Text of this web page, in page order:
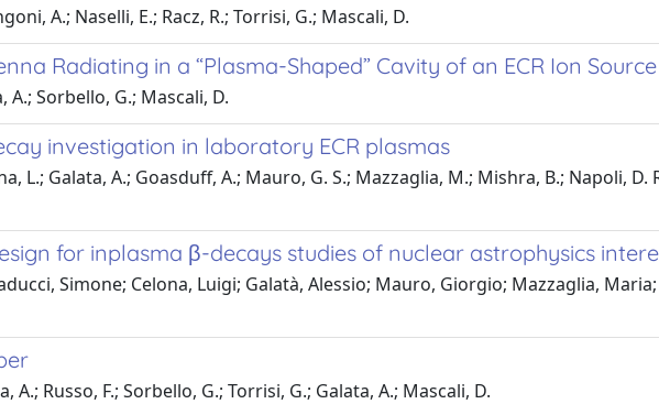
A.; Naselli, E.; Racz, R.; Torrisi, G.; Mascali, D.
Radiating in a “Plasma-Shaped” Cavity of an ECR Ion Source
A.; Sorbello, G.; Mascali, D.
investigation in laboratory ECR plasmas
L.; Galata, A.; Goasduff, A.; Mauro, G. S.; Mazzaglia, M.; Mishra, B.; Napoli, D.
for inplasma β-decays studies of nuclear astrophysics
Simone; Celona, Luigi; Galatà, Alessio; Mauro, Giorgio; Mazzaglia,
A.; Russo, F.; Sorbello, G.; Torrisi, G.; Galata, A.; Mascali, D.